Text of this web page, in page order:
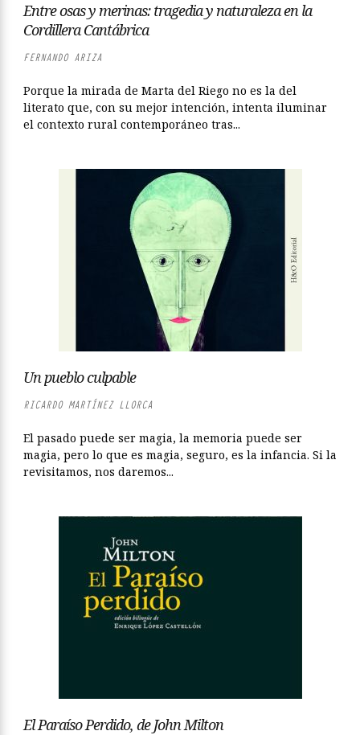
Entre osas y merinas: tragedia y naturaleza en la
Cordillera Cantábrica
FERNANDO ARIZA
Porque la mirada de Marta del Riego no es la del
literato que, con su mejor intención, intenta iluminar
el contexto rural contemporáneo tras...
Un pueblo culpable
RICARDO MARTÍNEZ LLORCA
El pasado puede ser magia, la memoria puede ser
magia, pero lo que es magia, seguro, es la infancia. Si la
revisitamos, nos daremos...
El Paraíso Perdido, de John Milton